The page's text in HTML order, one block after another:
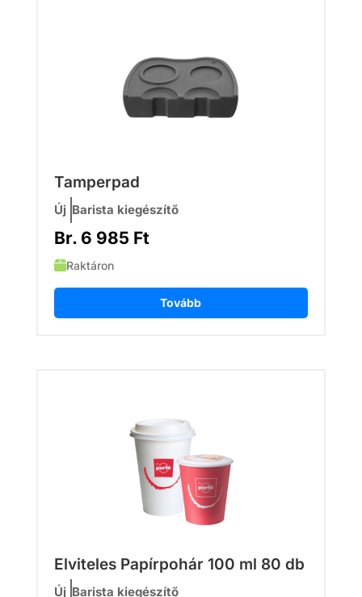
Tamperpad
Új Barista kiegészítő
Br. 6 985 Ft
Tovább
Raktáron
Elviteles Papírpohár 100 ml 80 db
Új Barista kiegészítő